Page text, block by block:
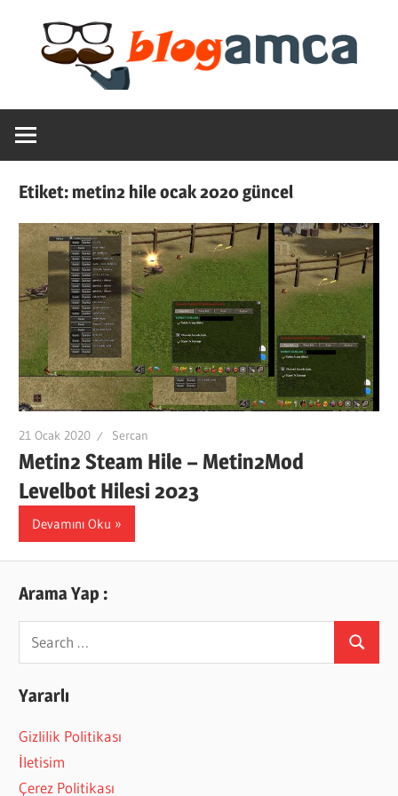
content
Blogamca
2025
Haber,
Blogların
Amcası
Etiket:metin2 hile ocak 2020 güncel
21 Ocak 2020 Sercan
Metin2 Steam Hile – Metin2Mod
Levelbot Hilesi 2023
Devamını Oku
Arama Yap :
Search
for:
Search
Yararlı
Gizlilik Politikası
İletisim
Çerez Politikası